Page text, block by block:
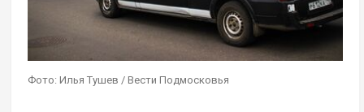
Фото: Илья Тушев / Вести Подмосковья